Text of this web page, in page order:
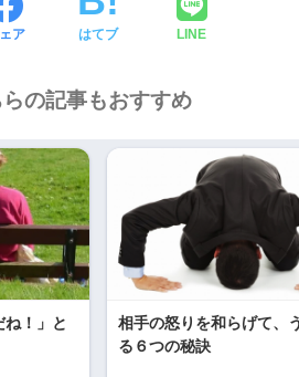
ア はてブ LINE
らの記事もおすすめ
ね！」と
相手の怒りを和らげて、
る６つの秘訣